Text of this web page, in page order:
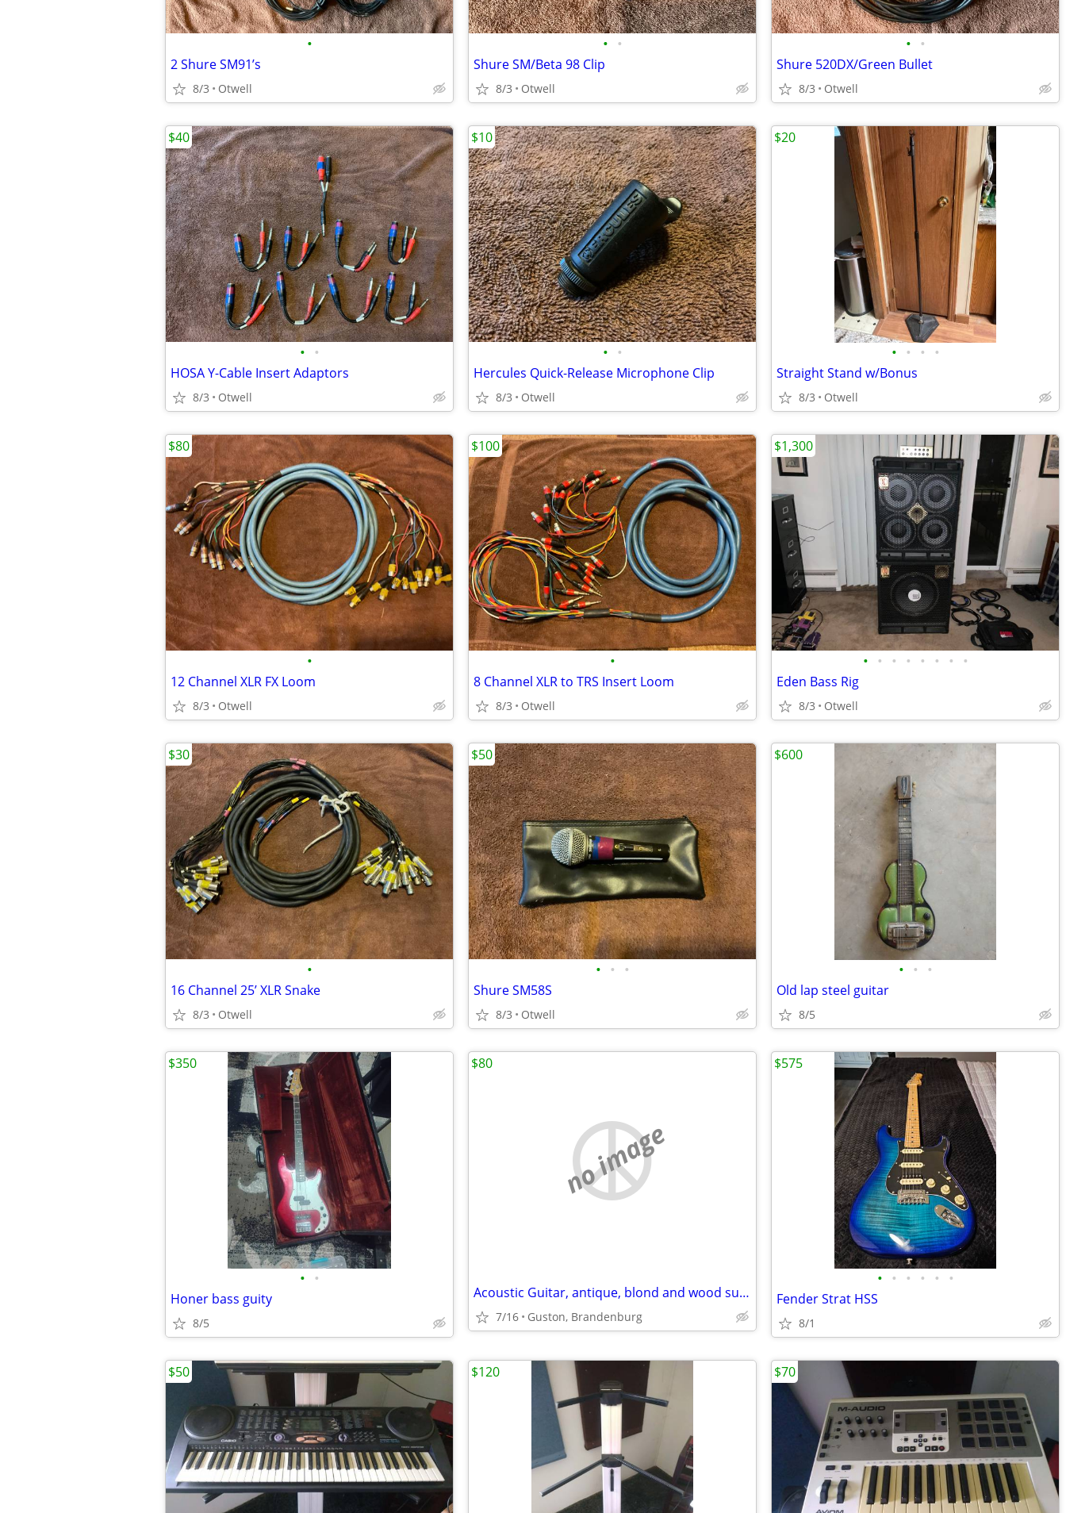
•
2 Shure SM91’s
8/3 Otwell
• •
Shure SM/Beta 98 Clip
8/3 Otwell
• •
Shure 520DX/Green Bullet
8/3 Otwell
• •
HOSA Y-Cable Insert Adaptors
8/3 Otwell
$40
• •
Hercules Quick-Release Microphone Clip
8/3 Otwell
$10
• • • •
Straight Stand w/Bonus
8/3 Otwell
$20
•
12 Channel XLR FX Loom
8/3 Otwell
$80
•
8 Channel XLR to TRS Insert Loom
8/3 Otwell
$100
• • • • • • • •
Eden Bass Rig
8/3 Otwell
$1,300
•
16 Channel 25’ XLR Snake
8/3 Otwell
$30
• • •
Shure SM58S
8/3 Otwell
$50
• • •
Old lap steel guitar
8/5
$600
• •
Honer bass guity
8/5
$350
no image
Acoustic Guitar, antique, blond and wood sunburst
7/16 Guston, Brandenburg
$80
• • • • • •
Fender Strat HSS
8/1
$575
$50 $120 $70